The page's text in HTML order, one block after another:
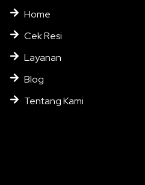
Home
Cek Resi
Layanan
Blog
Tentang Kami